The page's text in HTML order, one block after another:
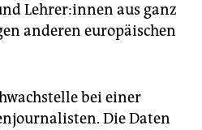
Leh­re­r:in­nen aus ganz
anderen europäischen
bei einer
Die Daten